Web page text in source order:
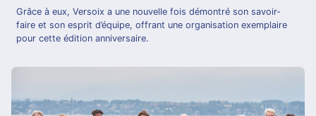
Grâce à eux, Versoix a une nouvelle fois démontré son savoir-
faire et son esprit d’équipe, offrant une organisation exemplaire
pour cette édition anniversaire.